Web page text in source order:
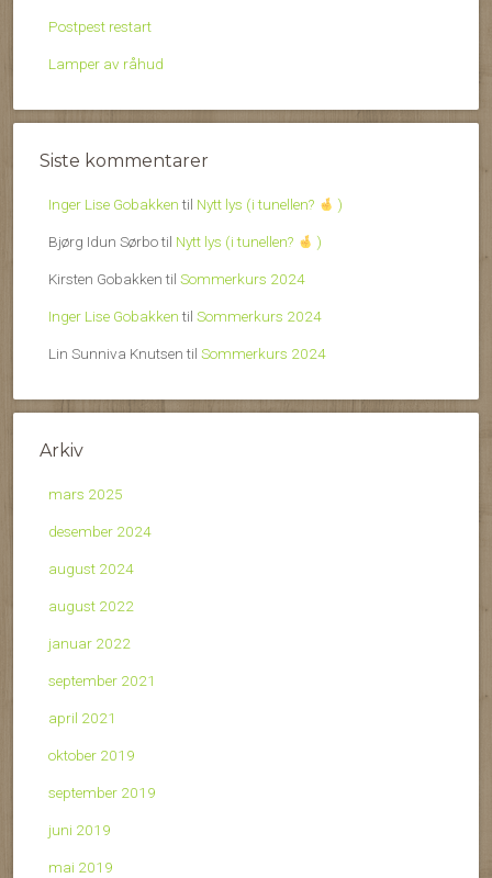
Postpest restart
Lamper av råhud
Siste kommentarer
Inger Lise Gobakkentil Nytt lys (i tunellen? )
Bjørg Idun Sørbotil Nytt lys (i tunellen? )
Kirsten Gobakkentil Sommerkurs 2024
Inger Lise Gobakkentil Sommerkurs 2024
Lin Sunniva Knutsentil Sommerkurs 2024
Arkiv
mars 2025
desember 2024
august 2024
august 2022
januar 2022
september 2021
april 2021
oktober 2019
september 2019
juni 2019
mai 2019